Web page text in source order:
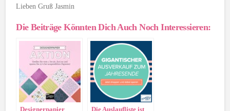
Lieben Gruß Jasmin
Die Beiträge Könnten Dich Auch Noch Interessieren:
Designerpapier
Die Auslaufliste ist